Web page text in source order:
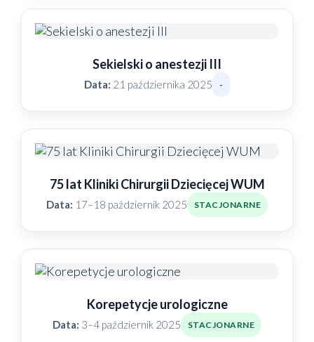
Sekielski o anestezji III
Data: 21 października 2025 -
75 lat Kliniki Chirurgii Dziecięcej WUM
Data: 17–18 październik 2025 STACJONARNE
Korepetycje urologiczne
Data: 3–4 październik 2025 STACJONARNE